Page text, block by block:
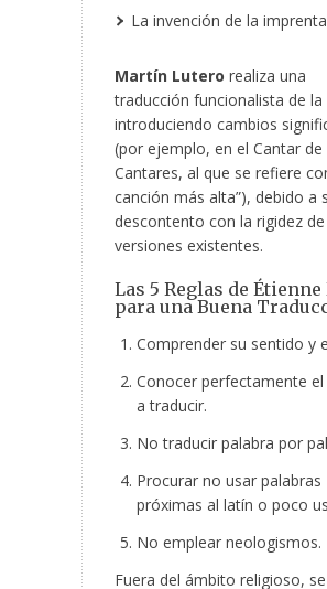
La invención de la
Martín Lutero realiza una
traducción funcionalista de la
introduciendo cambios
(por ejemplo, en el Cantar de
Cantares, al que se refiere
canción más alta”), debido a
descontento con la rigidez de
versiones existentes.
Las 5 Reglas de
para una Buena
Comprender su sentido y
Conocer perfectamente
a traducir.
No traducir palabra por
Procurar no usar palabras
próximas al latín o poco
No emplear neologismos.
Fuera del ámbito religioso,